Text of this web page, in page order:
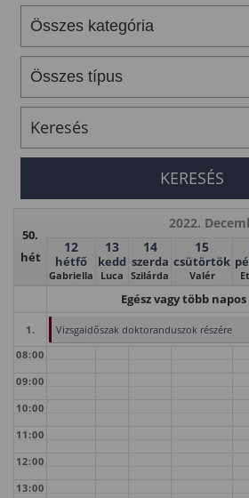
50.
hét
2022.
12
hétfő
Gabriella
13
kedd
Luca
14
szerda
Szilárda
15
csütörtök
Valér
Egész vagy több
1.
Vizsgaidőszak doktoranduszok részére
08:00
09:00
10:00
11:00
12:00
13:00